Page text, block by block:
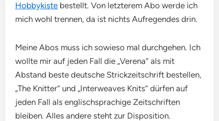
Hobbykiste bestellt. Von letzterem Abo werde ich
mich wohl trennen, da ist nichts Aufregendes drin.
Meine Abos muss ich sowieso mal durchgehen. Ich
wollte mir auf jeden Fall die „Verena“ als mit
Abstand beste deutsche Strickzeitschrift bestellen,
„The Knitter“ und „Interweaves Knits“ dürfen auf
jeden Fall als englischsprachige Zeitschriften
bleiben. Alles andere steht zur Disposition.